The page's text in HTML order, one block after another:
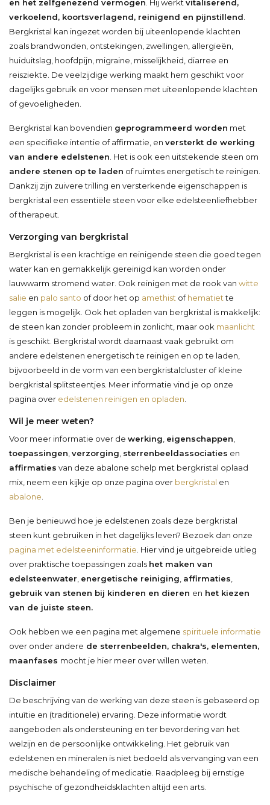
en het zelfgenezend vermogen . Hij werkt vitaliserend,
verkoelend, koortsverlagend, reinigend en pijnstillend
Bergkristal kan ingezet worden bij uiteenlopende klachten
zoals brandwonden, ontstekingen, zwellingen, allergieën,
huiduitslag, hoofdpijn, migraine, misselijkheid, diarree en
reisziekte. De veelzijdige werking maakt hem geschikt voor
dagelijks gebruik en voor mensen met uiteenlopende klachten
of gevoeligheden.
Bergkristal kan bovendien geprogrammeerd worden met
een specifieke intentie of affirmatie, en versterkt de werking
van andere edelstenen . Het is ook een uitstekende steen om
andere stenen op te laden of ruimtes energetisch te reinigen.
Dankzij zijn zuivere trilling en versterkende eigenschappen is
bergkristal een essentiële steen voor elke edelsteenliefhebber
of therapeut.
Verzorging van bergkristal
Bergkristal is een krachtige en reinigende steen die goed tegen
water kan en gemakkelijk gereinigd kan worden onder
lauwwarm stromend water. Ook reinigen met de rook van witte
salie en palo santo of door het op amethist ofhematiette
leggen is mogelijk. Ook het opladen van bergkristal is makkelijk:
de steen kan zonder probleem in zonlicht, maar ook maanlicht
is geschikt. Bergkristal wordt daarnaast vaak gebruikt om
andere edelstenen energetisch te reinigen en op te laden,
bijvoorbeeld in de vorm van een bergkristalcluster of kleine
bergkristal splitsteentjes. Meer informatie vind je op onze
pagina over edelstenen reinigen en opladen
Wil je meer weten?
Voor meer informatie over de werking eigenschappen
toepassingen verzorging sterrenbeeldassociaties en
affirmaties van deze abalone schelp met bergkristal oplaad
mix, neem een kijkje op onze pagina over bergkristal en
abalone
Ben je benieuwd hoe je edelstenen zoals deze bergkristal
steen kunt gebruiken in het dagelijks leven? Bezoek dan onze
pagina met edelsteeninformatie . Hier vind je uitgebreide uitleg
over praktische toepassingen zoals het maken van
edelsteenwater energetische reiniging affirmaties
gebruik van stenen bij kinderen en dieren en het kiezen
van de juiste steen.
Ook hebben we een pagina met algemene spirituele informatie
over onder andere de sterrenbeelden, chakra's, elementen,
maanfases mocht je hier meer over willen weten.
Disclaimer
De beschrijving van de werking van deze steen is gebaseerd op
intuïtie en (traditionele) ervaring. Deze informatie wordt
aangeboden als ondersteuning en ter bevordering van het
welzijn en de persoonlijke ontwikkeling. Het gebruik van
edelstenen en mineralen is niet bedoeld als vervanging van een
medische behandeling of medicatie. Raadpleeg bij ernstige
psychische of gezondheidsklachten altijd een arts.